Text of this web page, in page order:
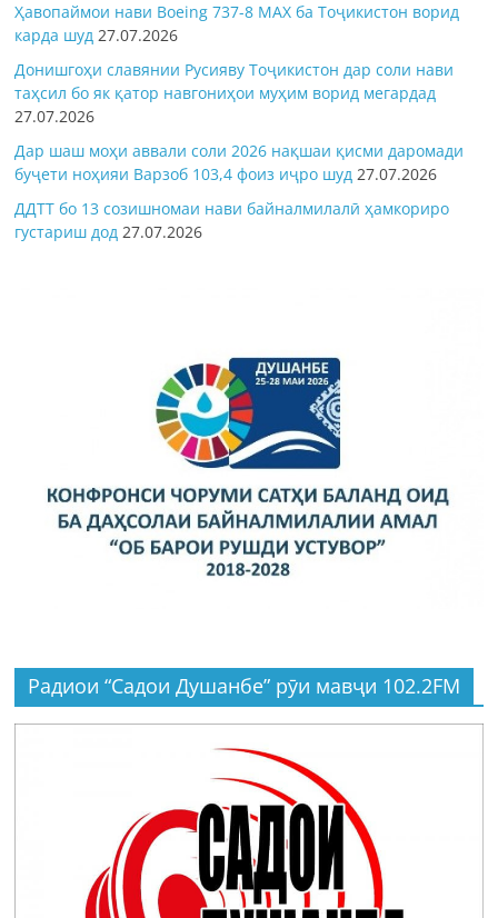
Ҳавопаймои нави Boeing 737-8 MAX ба Тоҷикистон ворид
карда шуд 27.07.2026
Донишгоҳи славянии Русияву Тоҷикистон дар соли нави
таҳсил бо як қатор навгониҳои муҳим ворид мегардад
27.07.2026
Дар шаш моҳи аввали соли 2026 нақшаи қисми даромади
буҷети ноҳияи Варзоб 103,4 фоиз иҷро шуд 27.07.2026
ДДТТ бо 13 созишномаи нави байналмилалӣ ҳамкориро
густариш дод 27.07.2026
Радиои “Садои Душанбе” рӯи мавҷи 102.2FM